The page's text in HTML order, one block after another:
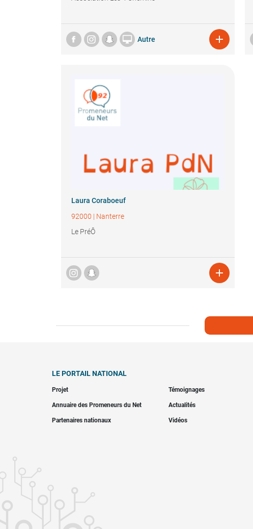
 Autre 
Laura Coraboeuf
92000 | Nanterre
Le PréÔ

LE PORTAIL NATIONAL
Projet Témoignages
Annuaire des Promeneurs du Net Actualités
Partenaires nationaux Vidéos